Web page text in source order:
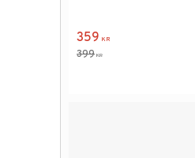
359 KR
399KR